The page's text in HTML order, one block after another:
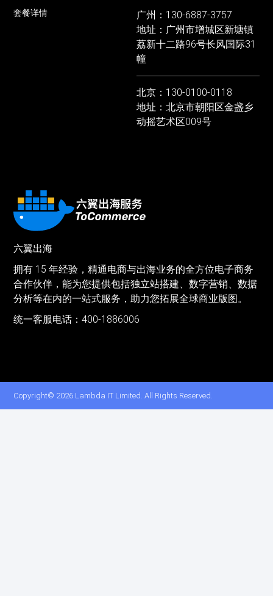
六翼出海
拥有 15 年经验，精通电商与出海业务的全方位电子商务
合作伙伴，能为您提供包括独立站搭建、数字营销、数据
分析等在内的一站式服务，助力您拓展全球商业版图。
统一客服电话：400-1886006
套餐详情
广州：130-6887-3757
地址：广州市增城区新塘镇
荔新十二路96号长风国际31
幢
北京：130-0100-0118
地址：北京市朝阳区金盏乡
动摇艺术区009号
Copyright© 2026 Lambda IT Limited. All Rights Reserved.